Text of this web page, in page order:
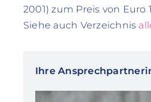
2001) zum Preis von Euro
Siehe auch Verzeichnis
Ihre